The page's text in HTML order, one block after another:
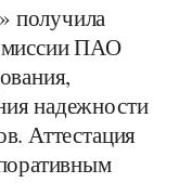
получила
ПАО
надежности
Аттестация